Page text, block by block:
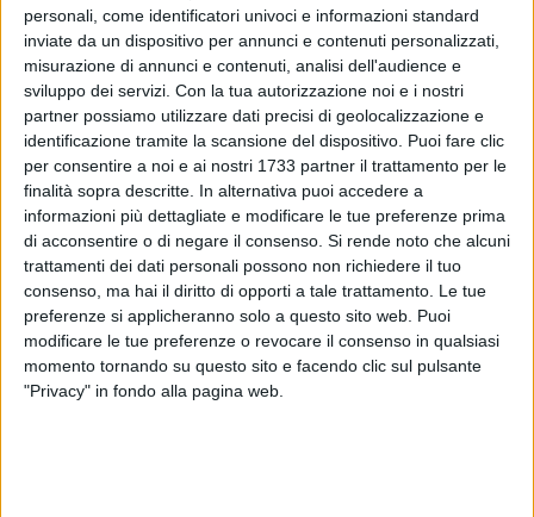
personali, come identificatori univoci e informazioni standard
inviate da un dispositivo per annunci e contenuti personalizzati,
misurazione di annunci e contenuti, analisi dell'audience e
sviluppo dei servizi. Con la tua autorizzazione noi e i nostri
partner possiamo utilizzare dati precisi di geolocalizzazione e
identificazione tramite la scansione del dispositivo. Puoi fare clic
per consentire a noi e ai nostri 1733 partner il trattamento per le
finalità sopra descritte. In alternativa puoi accedere a
informazioni più dettagliate e modificare le tue preferenze prima
di acconsentire o di negare il consenso. Si rende noto che alcuni
trattamenti dei dati personali possono non richiedere il tuo
consenso, ma hai il diritto di opporti a tale trattamento. Le tue
preferenze si applicheranno solo a questo sito web. Puoi
modificare le tue preferenze o revocare il consenso in qualsiasi
momento tornando su questo sito e facendo clic sul pulsante
"Privacy" in fondo alla pagina web.
passato il turno siaFilippo Volandri , finalista dell'edizione
2011, che Potito Starace. E' stato il livornese a scendere in
campo per primo sul campo centrale. Contro il tedesco
Brands l'azzurro ha confermato di attraversare un buon
momento riuscendo a tenere sotto controllo sia il gioco che il
punteggio (6-3, 7-5). Molto autoritaria anche la vittoria di
Starace, oppostona un avversario di qualità come Hanescu
(ex top 30). Molto combattuto solo il primo set, vinto dall'
italiano 7-5. Nel secondo, invece, netto il dominio di Starace,
contro il quale il rumeno poco ha potuto.
Nella giornata di oggi si giocheranno le semifinali del
"singolo" e la finalissima del doppio, nella quale nel
pomeriggio ci saranno di fronte le accoppiate composte da